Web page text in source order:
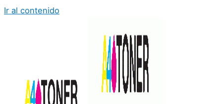
Ir al contenido